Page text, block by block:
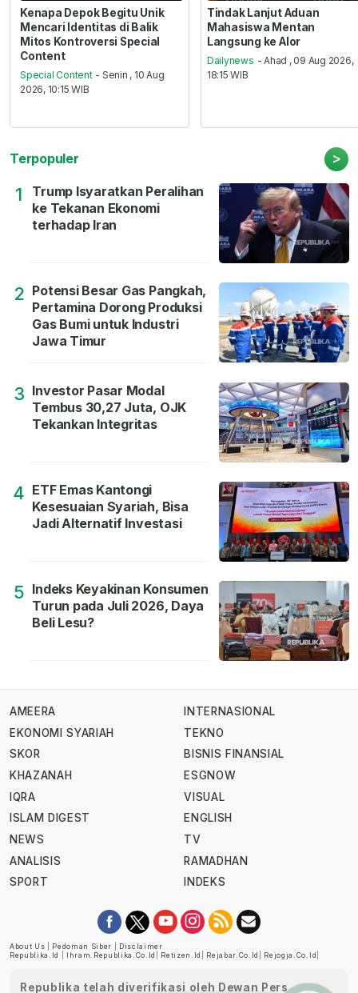
Kenapa Depok Begitu Unik
Mencari Identitas di Balik
Mitos Kontroversi Special
Content
Special Content - Senin , 10 Aug
2026, 10:15 WIB
Tindak Lanjut Aduan
Mahasiswa Mentan
Langsung ke Alor
Dailynews - Ahad , 09 Aug 2026,
18:15 WIB
Terpopuler >
1
Trump Isyaratkan Peralihan
ke Tekanan Ekonomi
terhadap Iran
2 Potensi Besar Gas Pangkah,
Pertamina Dorong Produksi
Gas Bumi untuk Industri
Jawa Timur
3 Investor Pasar Modal
Tembus 30,27 Juta, OJK
Tekankan Integritas
4 ETF Emas Kantongi
Kesesuaian Syariah, Bisa
Jadi Alternatif Investasi
5 Indeks Keyakinan Konsumen
Turun pada Juli 2026, Daya
Beli Lesu?
AMEERA
EKONOMI SYARIAH
SKOR
KHAZANAH
IQRA
ISLAM DIGEST
NEWS
ANALISIS
SPORT
INTERNASIONAL
TEKNO
BISNIS FINANSIAL
ESGNOW
VISUAL
ENGLISH
TV
RAMADHAN
INDEKS
About Us Pedoman Siber
Disclaimer
Republika.id
Ihram.republika.co.id Retizen.id Rejabar.co.id Rejogja.co.id
Republika telah diverifikasi oleh Dewan Pers